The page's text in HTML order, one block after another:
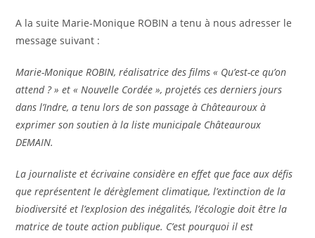
A la suite Marie-Monique ROBIN a tenu à nous adresser le
message suivant :
Marie-Monique ROBIN, réalisatrice des films « Qu’est-ce qu’on
attend ? » et « Nouvelle Cordée », projetés ces derniers jours
dans l’Indre, a tenu lors de son passage à Châteauroux à
exprimer son soutien à la liste municipale Châteauroux
DEMAIN.
La journaliste et écrivaine considère en effet que face aux défis
que représentent le dérèglement climatique, l’extinction de la
biodiversité et l’explosion des inégalités, l’écologie doit être la
matrice de toute action publique. C’est pourquoi il est